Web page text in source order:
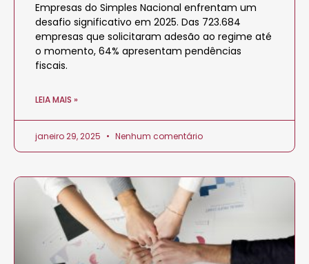
Empresas do Simples Nacional enfrentam um
desafio significativo em 2025. Das 723.684
empresas que solicitaram adesão ao regime até
o momento, 64% apresentam pendências
fiscais.
LEIA MAIS »
janeiro 29, 2025 Nenhum comentário